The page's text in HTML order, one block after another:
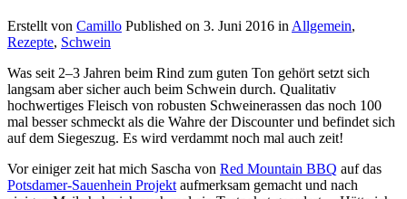
Erstellt von Camillo Published on 3. Juni 2016 inAllgemein,
Rezepte, Schwein
Was seit 2–3 Jahren beim Rind zum guten Ton gehört setzt sich
langsam aber sicher auch beim Schwein durch. Qualitativ
hochwertiges Fleisch von robusten Schweinerassen das noch 100
mal besser schmeckt als die Wahre der Discounter und befindet sich
auf dem Siegeszug. Es wird verdammt noch mal auch zeit!
Vor einiger zeit hat mich Sascha von Red Mountain BBQ auf das
Potsdamer-Sauenhein Projektaufmerksam gemacht und nach